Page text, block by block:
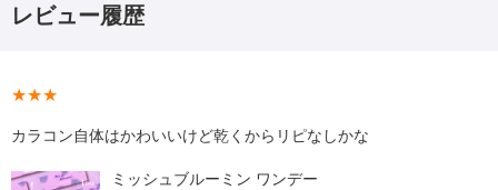
レビュー履歴
★★★
カラコン自体はかわいいけど乾くからリピなしかな
ミッシュブルーミン ワンデー